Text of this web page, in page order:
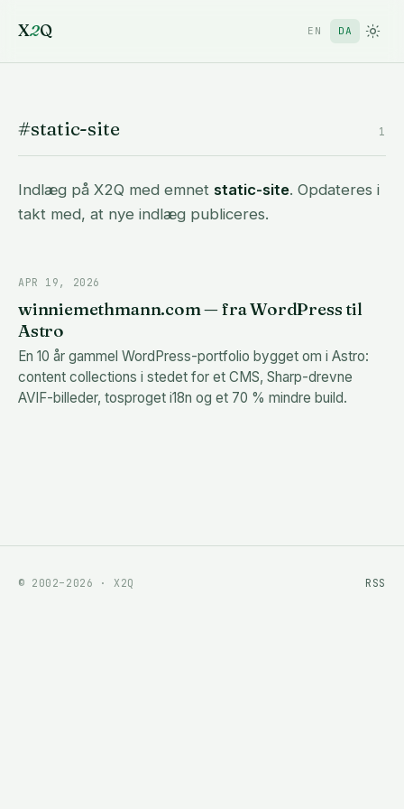
X2Q EN DA
#static-site 1
Indlæg på X2Q med emnet static-site. Opdateres i
takt med, at nye indlæg publiceres.
APR 19, 2026
winniemethmann.com — fra WordPress til
Astro
En 10 år gammel WordPress-portfolio bygget om i Astro:
content collections i stedet for et CMS, Sharp-drevne
AVIF-billeder, tosproget i18n og et 70 % mindre build.
© 2002–2026 · X2Q RSS